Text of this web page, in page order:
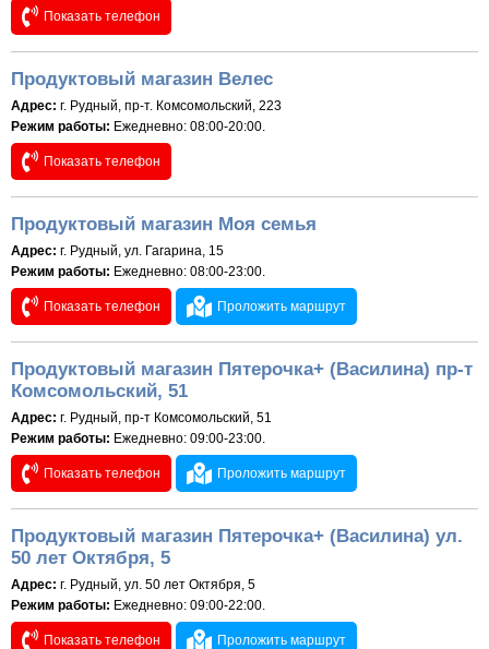
Показать телефон
Продуктовый магазин Велес
Адрес: г. Рудный, пр-т. Комсомольский, 223
Режим работы: Ежедневно: 08:00-20:00.
Показать телефон
Продуктовый магазин Моя семья
Адрес: г. Рудный, ул. Гагарина, 15
Режим работы: Ежедневно: 08:00-23:00.
Показать телефон Проложить маршрут
Продуктовый магазин Пятерочка+ (Василина) пр-т
Комсомольский, 51
Адрес: г. Рудный, пр-т Комсомольский, 51
Режим работы: Ежедневно: 09:00-23:00.
Показать телефон Проложить маршрут
Продуктовый магазин Пятерочка+ (Василина) ул.
50 лет Октября, 5
Адрес: г. Рудный, ул. 50 лет Октября, 5
Режим работы: Ежедневно: 09:00-22:00.
Показать телефон Проложить маршрут